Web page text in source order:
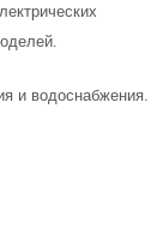
и водоснабжения.